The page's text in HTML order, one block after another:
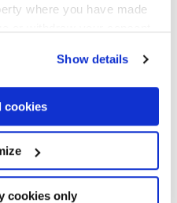
where you have made
to:
your geographical
to within several
actively scanning it for
personal data is processed
Show details
cookies
cookies only
ELISIR BRUNO